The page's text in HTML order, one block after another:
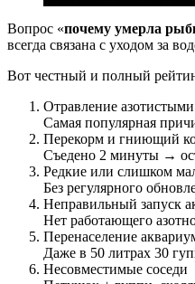
Вопрос «почему умерла
всегда связана с уходом за
Вот честный и полный
Отравление
Самая популярная
Перекорм и гниющий
Съедено 2 минуты →
Редкие или слишком
Без регулярного
Неправильный запуск
Нет работающего
Перенаселение
Даже в 50 литрах 30
Несовместимые соседи